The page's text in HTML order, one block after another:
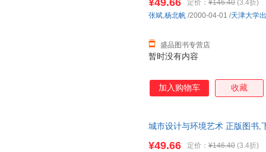
暂时没有内容
¥49.66 定价： ¥146.40 (3.4折)
盛品图书专营店
张斌,杨北帆 /2000-04-01 /天津大学
加入购物车 收藏
城市设计与环境艺术 正版图书,
¥49.66 定价： ¥146.40 (3.4折)